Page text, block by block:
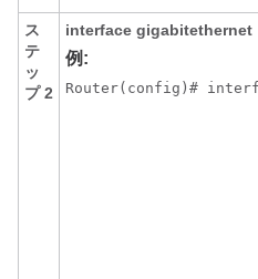
ス
テ
ッ
プ 2
interface gigabitethernet
例:
Router(config)#